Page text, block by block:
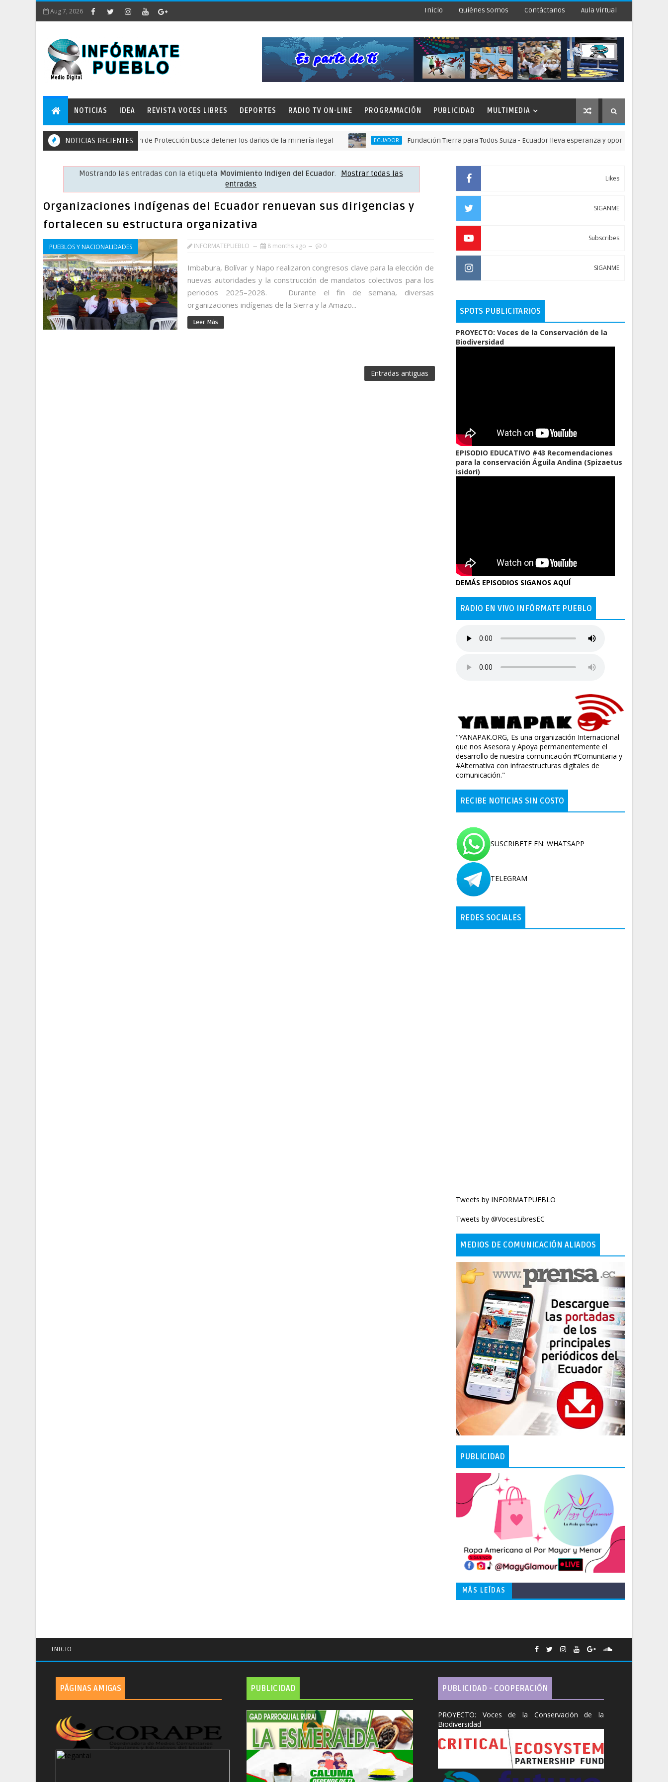
Aug 7, 2026 Inicio Quiénes Somos Contáctanos Aula Virtual
NOTICIAS IDEA REVISTA VOCES LIBRES DEPORTES RADIO TV ON-LINE PROGRAMACIÓN PUBLICIDAD MULTIMEDIA
NOTICIAS RECIENTES
defienden el río Guallupe: Acción de Protección busca detener los daños de la minería ilegal ECUADOR Fundación Tierra para Todos Suiza - Ecuador lleva esperanza y oportunidades
Mostrando las entradas con la etiqueta Movimiento Indigen del Ecuador.
Mostrar todas las
entradas
Organizaciones indígenas del Ecuador renuevan sus dirigencias y
fortalecen su estructura organizativa
PUEBLOS Y NACIONALIDADES INFORMATEPUEBLO 8 months ago 0
Imbabura, Bolívar y Napo realizaron congresos clave para la elección de
nuevas autoridades y la construcción de mandatos colectivos para los
periodos 2025–2028. Durante el fin de semana, diversas
organizaciones indígenas de la Sierra y la Amazo...
Leer Más
Entradas antiguas
Likes
SIGANME
Subscribes
SIGANME
SPOTS PUBLICITARIOS
PROYECTO: Voces de la Conservación de la
Biodiversidad
EPISODIO EDUCATIVO #43 Recomendaciones
para la conservación Águila Andina (Spizaetus
isidori)
DEMÁS EPISODIOS SIGANOS AQUÍ
RADIO EN VIVO INFÓRMATE PUEBLO
"YANAPAK.ORG, Es una organización Internacional
que nos Asesora y Apoya permanentemente el
desarrollo de nuestra comunicación #Comunitaria y
#Alternativa con infraestructuras digitales de
comunicación."
RECIBE NOTICIAS SIN COSTO
SUSCRIBETE EN: WHATSAPP
TELEGRAM
REDES SOCIALES
Tweets by INFORMATPUEBLO
Tweets by @VocesLibresEC
MEDIOS DE COMUNICACIÓN ALIADOS
PUBLICIDAD
MÁS LEÍDAS
INICIO
PÁGINAS AMIGAS PUBLICIDAD PUBLICIDAD - COOPERACIÓN
PROYECTO: Voces de la Conservación de la
Biodiversidad